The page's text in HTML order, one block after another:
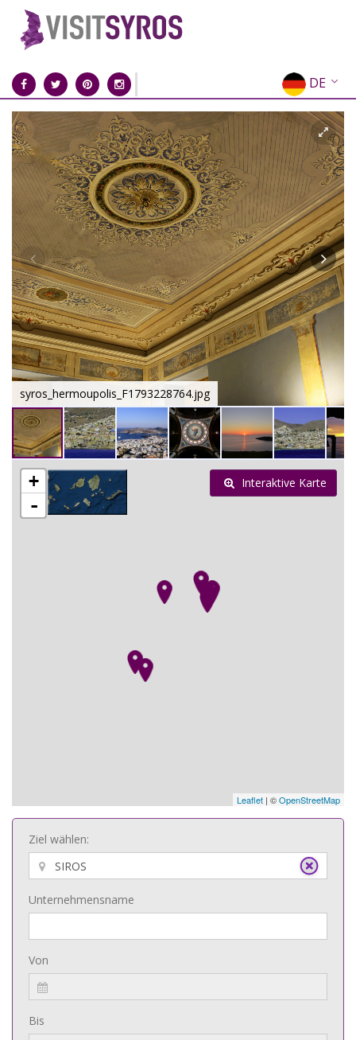
DE
EN
EL
FR
IT
ES
RU
CN
syros_hermoupolis_F1793228764.jpg
+
-
Leaflet | ©OpenStreetMap
Interaktive Karte
Ziel wählen:
Unternehmensname
Von
Bis